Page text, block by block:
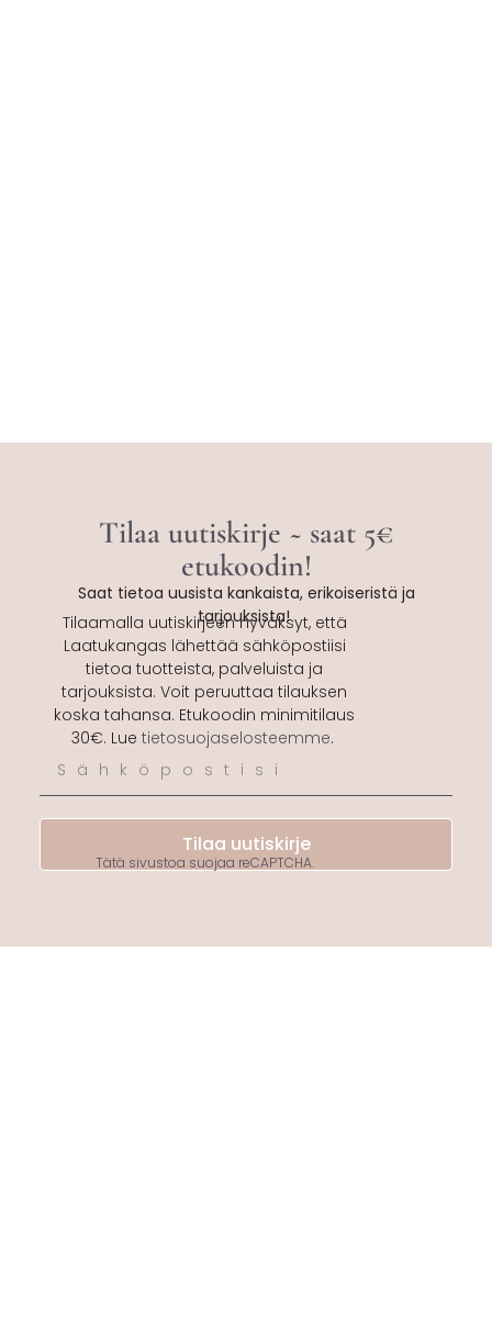
Tilaa uutiskirje ~ saat 5€
etukoodin!
Saat tietoa uusista kankaista, erikoiseristä ja
tarjouksista!
Tilaamalla uutiskirjeen hyväksyt, että
Laatukangas lähettää sähköpostiisi
tietoa tuotteista, palveluista ja
tarjouksista. Voit peruuttaa tilauksen
koska tahansa. Etukoodin minimitilaus
30€. Lue tietosuojaselosteemme.
Tilaa uutiskirje
Tätä sivustoa suojaa reCAPTCHA.